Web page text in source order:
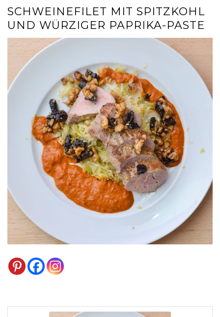
SCHWEINEFILET MIT SPITZKOHL
UND WÜRZIGER PAPRIKA-PASTE